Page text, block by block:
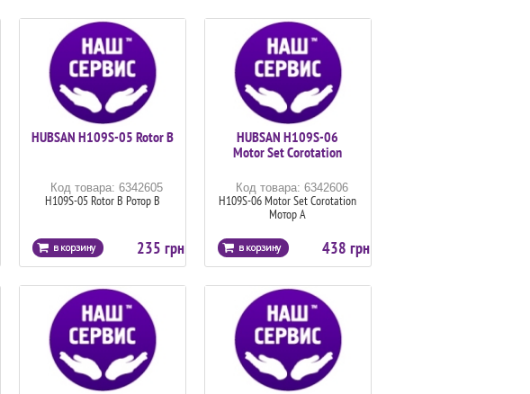
HUBSAN H109S-05 Rotor B
Код товара: 6342605
H109S-05 Rotor B Ротор В
235 грн
HUBSAN H109S-06
Motor Set Corotation
Код товара: 6342606
H109S-06 Motor Set Corotation
Мотор А
438 грн